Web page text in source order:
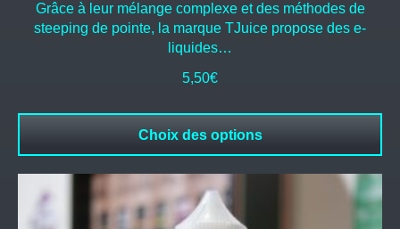
Grâce à leur mélange complexe et des méthodes de
steeping de pointe, la marque TJuice propose des e-
liquides…
5,50€
Choix des options